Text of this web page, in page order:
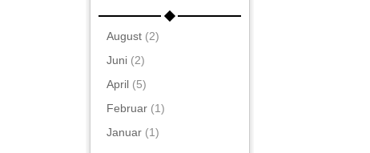
August (2)
Juni (2)
April (5)
Februar (1)
Januar (1)